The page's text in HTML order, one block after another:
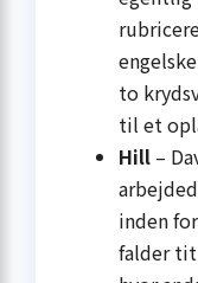
to
til et
Hill –
inden
falder